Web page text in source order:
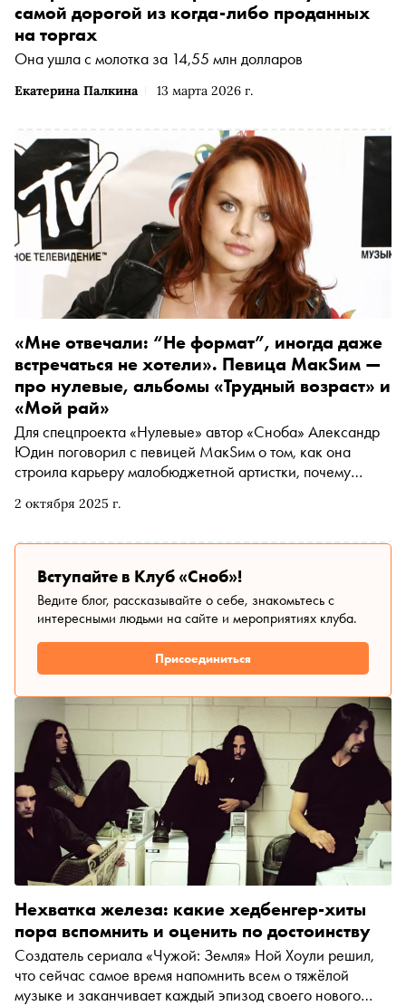
охранный статус с Электрозавода и ещё 1300 объектов
культурного наследия, позднее суд подтвердил это
решение. В мировой практике есть несколько
безусловно удачных примеров редевелопмента
индустриального наследия — от электростанции
Айресе. На примерах удачных проектов Татьяна
Осецкая, архитектор и сооснователь бюро
Osetskaya.Salov, рассказывает, как грамотный
редевелопмент помогает интегрировать историческое
здание в современный проект и продлить ему жизнь
Екатерина Палкина 13 марта 2026 г.
самой дорогой из когда-либо проданных
на торгах
Она ушла с молотка за 14,55 млн долларов
2 октября 2025 г.
«Мне отвечали: “Не формат”, иногда даже
встречаться не хотели». Певица МакSим —
про нулевые, альбомы «Трудный возраст» и
«Мой рай»
Для спецпроекта «Нулевые» автор «Сноба» Александр
Юдин поговорил с певицей МакSим о том, как она
строила карьеру малобюджетной артистки, почему
писала альбомы «Трудный возраст» и «Мой рай» и как
известными
Вступайте в Клуб «Сноб»!
Ведите блог, рассказывайте о себе, знакомьтесь с
интересными людьми на сайте и мероприятиях клуба.
Присоединиться
Нехватка железа: какие хедбенгер-хиты
пора вспомнить и оценить по достоинству
Создатель сериала «Чужой: Земля» Ной Хоули решил,
что сейчас самое время напомнить всем о тяжёлой
музыке и заканчивает каждый эпизод своего нового